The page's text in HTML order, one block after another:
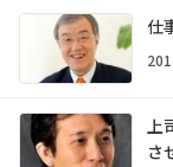
仕
上
さ